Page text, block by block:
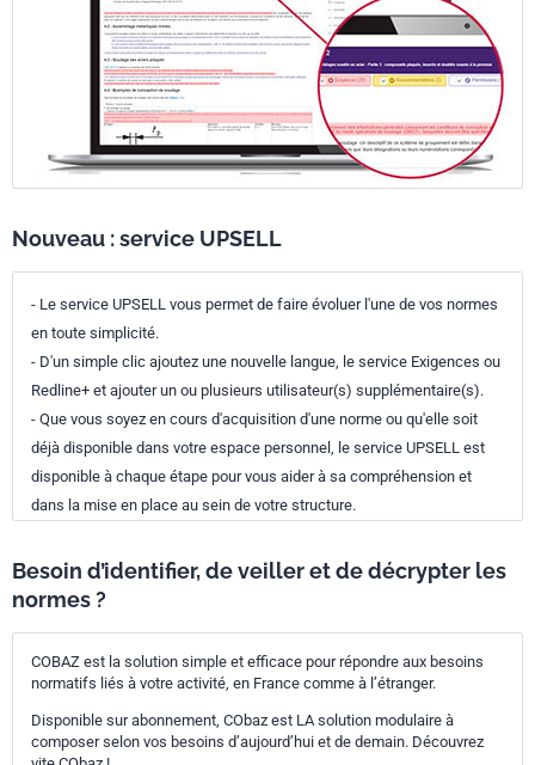
Nouveau : service UPSELL
- Le service UPSELL vous permet de faire évoluer l'une de vos normes
en toute simplicité.
- D'un simple clic ajoutez une nouvelle langue, le service Exigences ou
Redline+ et ajouter un ou plusieurs utilisateur(s) supplémentaire(s).
- Que vous soyez en cours d'acquisition d'une norme ou qu'elle soit
déjà disponible dans votre espace personnel, le service UPSELL est
disponible à chaque étape pour vous aider à sa compréhension et
dans la mise en place au sein de votre structure.
Besoin d’identifier, de veiller et de décrypter les
normes ?
COBAZ est la solution simple et efficace pour répondre aux besoins
normatifs liés à votre activité, en France comme à l’étranger.
Disponible sur abonnement, CObaz est LA solution modulaire à
composer selon vos besoins d’aujourd’hui et de demain. Découvrez